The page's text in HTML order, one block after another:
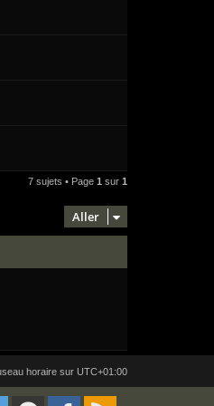
7 sujets • Page 1 sur 1
Aller
horaire sur UTC+01:00